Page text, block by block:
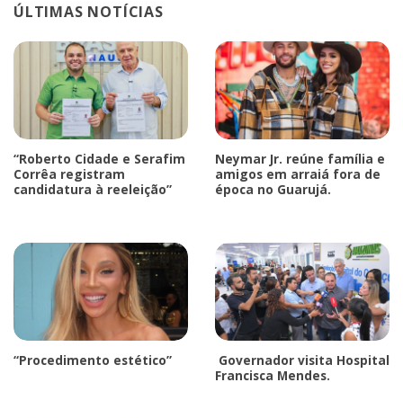
ÚLTIMAS NOTÍCIAS
“Roberto Cidade e Serafim
Corrêa registram
candidatura à reeleição”
Neymar Jr. reúne família e
amigos em arraiá fora de
época no Guarujá.
“Procedimento estético”
Governador visita Hospital
Francisca Mendes.